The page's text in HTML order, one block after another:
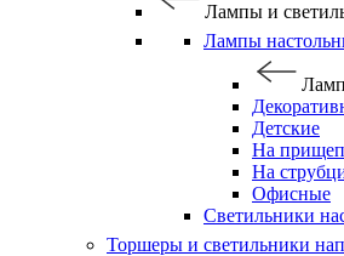
Лампы и
Лампы
Детские
На
На
Офисные
Светильники
Торшеры и светильники